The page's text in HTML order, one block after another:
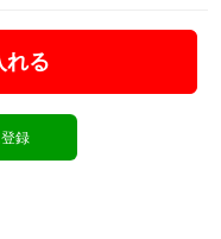
れる
録